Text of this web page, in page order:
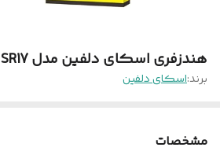
هندزفری اسکای دلفین مدل SR17
برند:اسکای دلفین
مشخصات